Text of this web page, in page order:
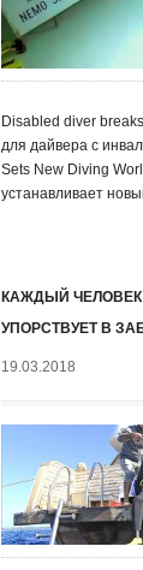
Disabled diver
для дайвера с
Sets New Diving
устанавливает
КАЖДЫЙ
УПОРСТВУЕТ В
19.03.2018